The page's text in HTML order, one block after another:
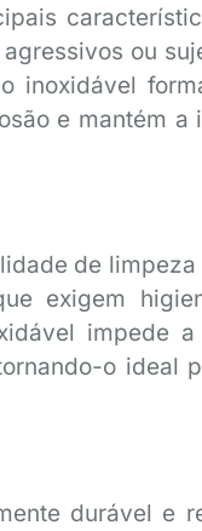
ou
inoxidável
e mantém a
de
exigem
impede
o ideal
durável e